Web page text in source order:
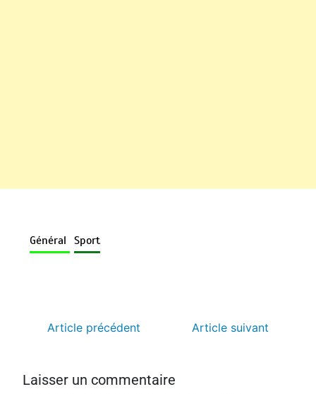
Général Sport
Article précédent Article suivant
Laisser un commentaire